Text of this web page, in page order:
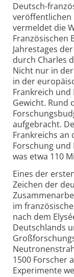
Deutsch-
veröffentlichen
vermeldet die
Französischen
Jahrestages
durch Charles
Nicht nur in
in der
Frankreich
Gewicht. Rund
aufgebracht.
Frankreichs an
Forschung und
was etwa 110
Eines der
Zeichen der
im
nach dem
Deutschlands
1500 Forscher
Experimente